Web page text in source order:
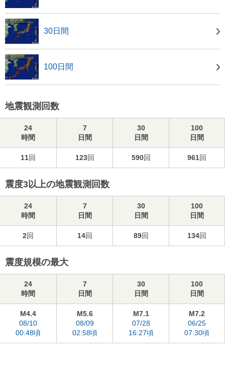
30日間
100日間
地震観測回数
24
時間
7
日間
30
日間
100
日間
11回 123回 590回 961回
震度3以上の地震観測回数
24
時間
7
日間
30
日間
100
日間
2回 14回 89回 134回
震度規模の最大
24
時間
7
日間
30
日間
100
日間
M4.4
08/10
00:48頃
M5.6
08/09
02:58頃
M7.1
07/28
16:27頃
M7.2
06/25
07:30頃